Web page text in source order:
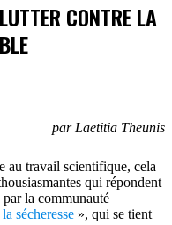
CONTRE LA
par Laetitia Theunis
au travail scientifique, cela
qui répondent
la communauté
sécheresse », qui se tient